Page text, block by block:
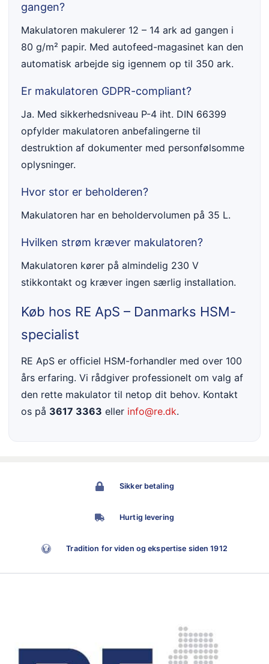
gangen?
Makulatoren makulerer 12 – 14 ark ad gangen i
80 g/m² papir. Med autofeed-magasinet kan den
automatisk arbejde sig igennem op til 350 ark.
Er makulatoren GDPR-compliant?
Ja. Med sikkerhedsniveau P-4 iht. DIN 66399
opfylder makulatoren anbefalingerne til
destruktion af dokumenter med personfølsomme
oplysninger.
Hvor stor er beholderen?
Makulatoren har en beholdervolumen på 35 L.
Hvilken strøm kræver makulatoren?
Makulatoren kører på almindelig 230 V
stikkontakt og kræver ingen særlig installation.
Køb hos RE ApS – Danmarks HSM-
specialist
RE ApS er officiel HSM-forhandler med over 100
års erfaring. Vi rådgiver professionelt om valg af
den rette makulator til netop dit behov. Kontakt
os på 3617 3363 eller info@re.dk.
Sikker betaling
Hurtig levering
Tradition for viden og ekspertise siden 1912